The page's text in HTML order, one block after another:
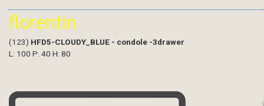
florentin
(123) HFD5-CLOUDY_BLUE - condole -3drawer
L: 100 P: 40 H: 80